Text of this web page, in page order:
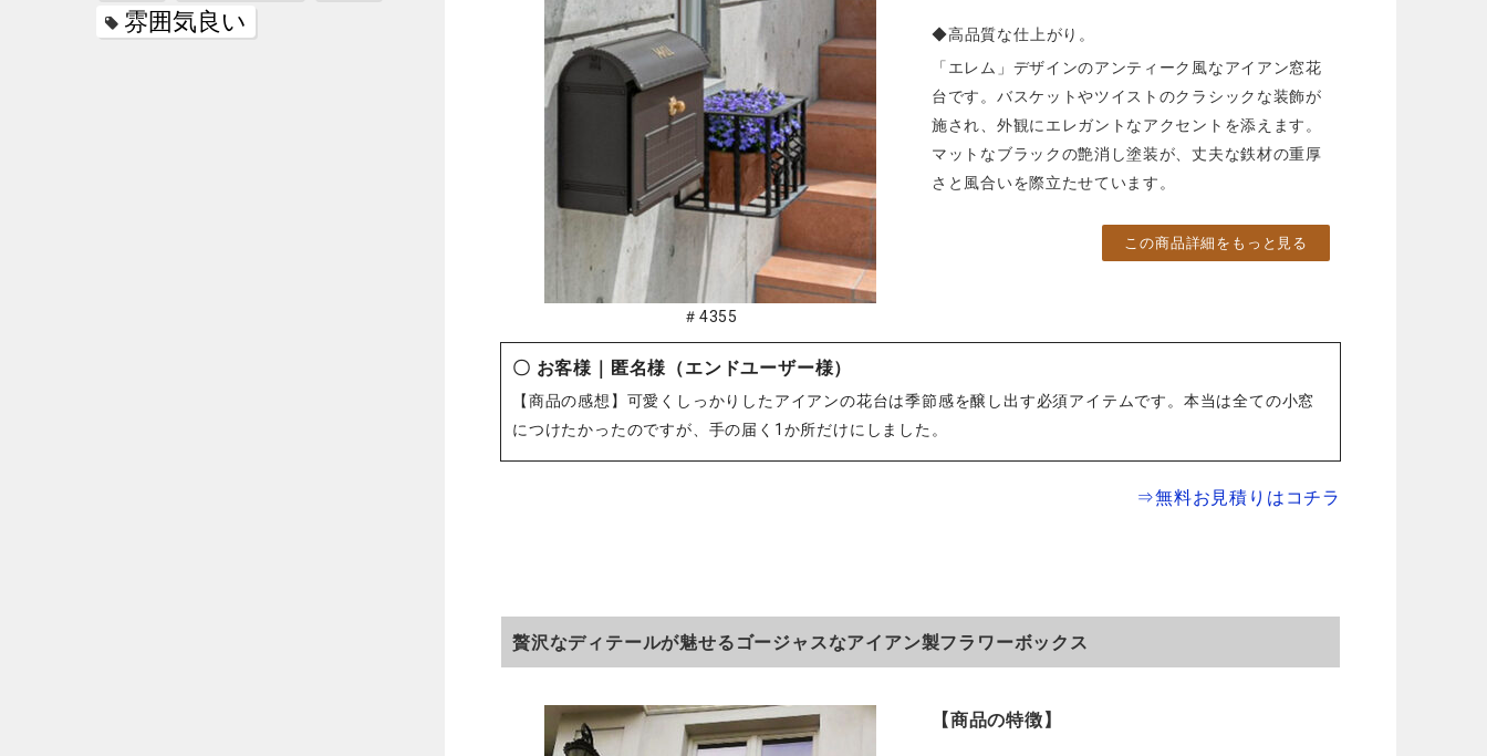
＃4355
◆高品質な仕上がり。
「エレム」デザインのアンティーク風なアイアン窓花
台です。バスケットやツイストのクラシックな装飾が
施され、外観にエレガントなアクセントを添えます。
マットなブラックの艶消し塗装が、丈夫な鉄材の重厚
さと風合いを際立たせています。
この商品詳細をもっと見る
〇 お客様｜ 匿名様 （エンドユーザー様）
【商品の感想】可愛くしっかりしたアイアンの花台は季節感を醸し出す必須アイテムです。本当は全ての小窓
につけたかったのですが、手の届く1か所だけにしました。
⇒無料お見積りはコチラ
贅沢なディテールが魅せるゴージャスなアイアン製フラワーボックス
【商品の特徴】
雰囲気良い